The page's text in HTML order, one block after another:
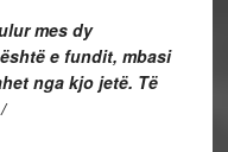
mes dy
e fundit, mbasi
nga kjo jetë. Të